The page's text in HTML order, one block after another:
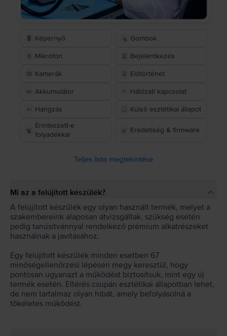
Képernyő Gombok
Mikrofon Bejelentkezés
Kamerák Előtörténet
Akkumulátor Hálózati kapcsolat
Hangzás
Külső esztétikai állapot
Érintkezett-e
folyadékkal
Eredetiség & firmware
Teljes lista megtekintése
Mi az a felújított készülék?
A felújított készülék egy olyan használt termék, melyet a
szakembereink alaposan átvizsgáltak, szükség esetén
pedig tanúsítvánnyal rendelkező prémium alkatrészeket
használnak a javításához.
Egy felújított készülék minden esetben 67
minőségellenőrzési lépésen megy keresztül, hogy
pontosan ugyanazt a működést biztosítsuk, mint egy új
termék esetén. Eltérés csupán esztétikai állapotban lehet,
de nem tartalmaz olyan hibát, amely befolyásolná a
tökéletes működést.